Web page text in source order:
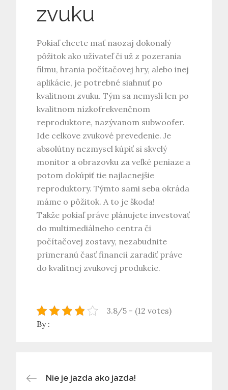
zvuku
Pokiaľ chcete mať naozaj dokonalý
pôžitok ako užívateľ či už z pozerania
filmu, hrania počítačovej hry, alebo inej
aplikácie, je potrebné siahnuť po
kvalitnom zvuku. Tým sa nemyslí len po
kvalitnom nízkofrekvenčnom
reproduktore, nazývanom subwoofer.
Ide celkove zvukové prevedenie. Je
absolútny nezmysel kúpiť si skvelý
monitor a obrazovku za veľké peniaze a
potom dokúpiť tie najlacnejšie
reproduktory. Týmto sami seba okráda
máme o pôžitok. A to je škoda!
Takže pokiaľ práve plánujete investovať
do multimediálneho centra či
počítačovej zostavy, nezabudnite
primeranú časť financií zaradiť práve
do kvalitnej zvukovej produkcie.
3.8/5 - (12 votes)
By :
Navigace
Nie je jazda ako jazda!